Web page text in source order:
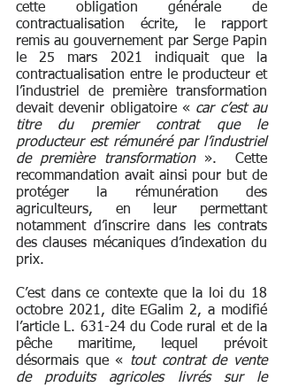
cette obligation générale de
contractualisation écrite, le rapport
remis au gouvernement par Serge Papin
le 25 mars 2021 indiquait que la
contractualisation entre le producteur et
l’industriel de première transformation
devait devenir obligatoire « car c’est au
titre du premier contrat que le
producteur est rémunéré par l’industriel
de première transformation ».  Cette
recommandation avait ainsi pour but de
protéger la rémunération des
agriculteurs, en leur permettant
notamment d’inscrire dans les contrats
des clauses mécaniques d’indexation du
prix.
C’est dans ce contexte que la loi du 18
octobre 2021, dite EGalim 2, a modifié
l’article L. 631-24 du Code rural et de la
pêche maritime, lequel prévoit
désormais que « tout contrat de vente
de produits agricoles livrés sur le